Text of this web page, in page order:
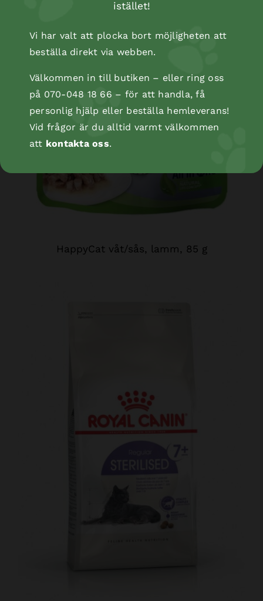
HappyCat våt/sås, lamm, 85 g
istället!
Vi har valt att plocka bort möjligheten att
beställa direkt via webben.
Välkommen in till butiken – eller ring oss
på 070-048 18 66 – för att handla, få
personlig hjälp eller beställa hemleverans!
Vid frågor är du alltid varmt välkommen
att kontakta oss.